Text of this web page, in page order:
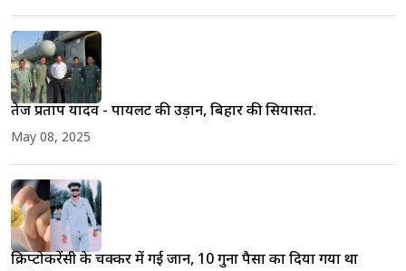
तेज प्रताप यादव - पायलट की उड़ान, बिहार की सियासत.
May 08, 2025
क्रिप्टोकरेंसी के चक्कर में गई जान, 10 गुना पैसा का दिया गया था